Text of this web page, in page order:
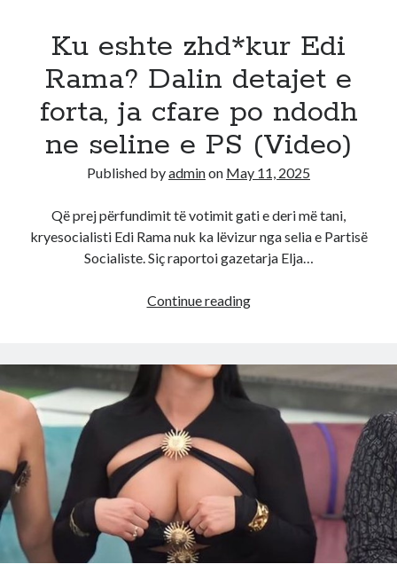
Tirane
Ku eshte zhd*kur Edi
Rama? Dalin detajet e
forta, ja cfare po ndodh
ne seline e PS (Video)
Published byadminon May 11, 2025
Që prej përfundimit të votimit gati e deri më tani,
kryesocialisti Edi Rama nuk ka lëvizur nga selia e Partisë
Socialiste. Siç raportoi gazetarja Elja…
Continue readingKu
Edi
Rama?
Dalin
detajet
forta,
cfare
po